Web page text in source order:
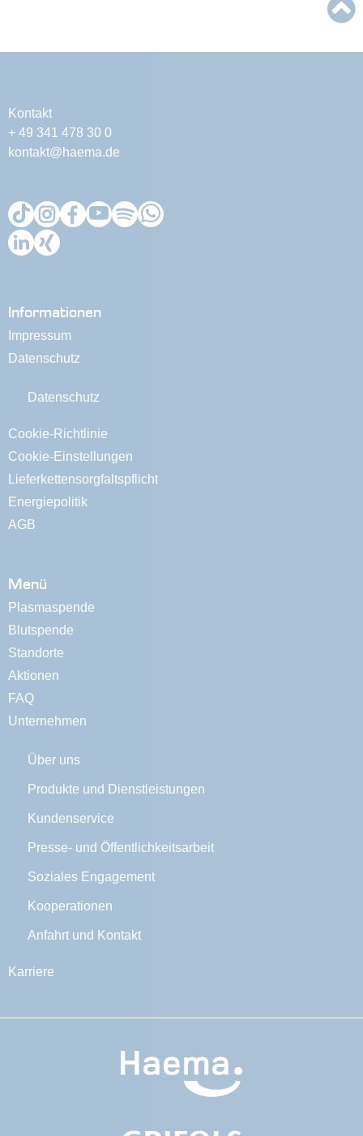
Kontakt
+ 49 341 478 30 0
kontakt@haema.de
Informationen
Impressum
Datenschutz
Datenschutz
Cookie-Richtlinie
Cookie-Einstellungen
Lieferkettensorgfaltspflicht
Energiepolitik
AGB
Menü
Plasmaspende
Blutspende
Standorte
Aktionen
FAQ
Unternehmen
Über uns
Produkte und Dienstleistungen
Kundenservice
Presse- und Öffentlichkeitsarbeit
Soziales Engagement
Kooperationen
Anfahrt und Kontakt
Karriere